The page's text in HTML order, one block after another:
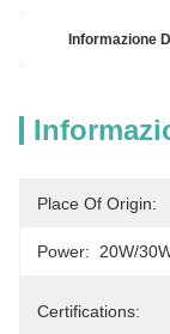
Informazione
Place Of Origin:
Power: 20W/
Certifications: